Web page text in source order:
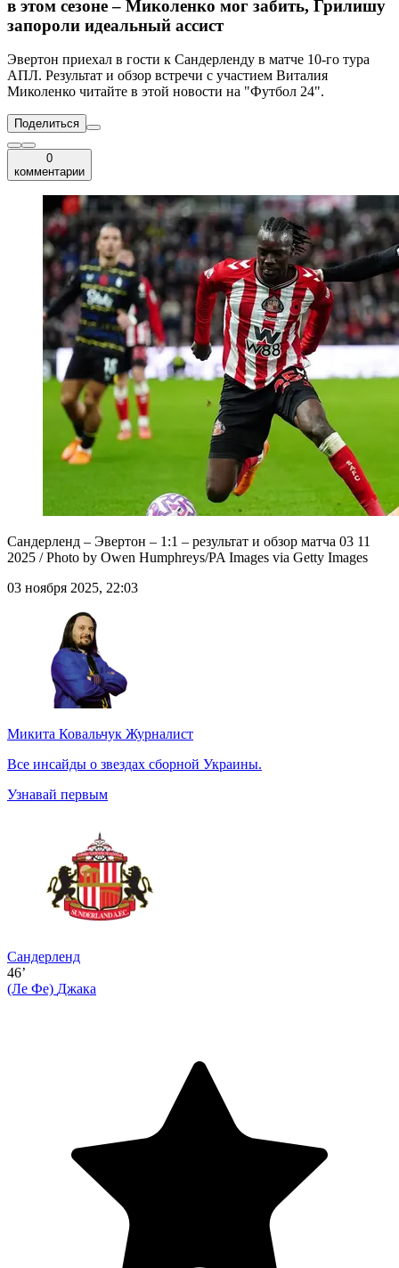
в этом сезоне – Миколенко мог забить, Грилишу
запороли идеальный ассист
Эвертон приехал в гости к Сандерленду в матче 10-го тура
АПЛ. Результат и обзор встречи с участием Виталия
Миколенко читайте в этой новости на "Футбол 24".
Поделиться
0
комментарии
Сандерленд – Эвертон – 1:1 – результат и обзор матча 03 11
2025 / Photo by Owen Humphreys/PA Images via Getty Images
03 ноября 2025, 22:03
Микита Ковальчук Журналист
Все инсайды о звездах сборной Украины.
Узнавай первым
Сандерленд
46’
(Ле Фе) Джака